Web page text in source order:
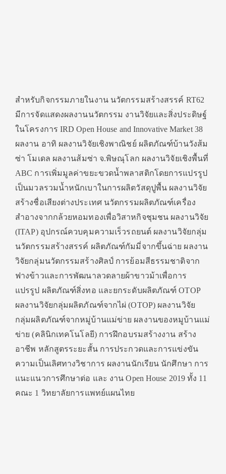
สำหรับกิจกรรมภายในงาน นวัตกรรมสร้างสรรค์ RT62
มีการจัดแสดงผลงานนวัตกรรม งานวิจัยและสิ่งประดิษฐ์
ในโครงการ IRD Open House and Innovative Market 38
ผลงาน อาทิ ผลงานวิจัยเชิงพาณิชย์ ผลิตภัณฑ์บ้านวังส้ม
ซ่า โมเดล ผลงานส้มซ่า จ.พิษณุโลก ผลงานวิจัยเชิงพื้นที่
ABC การเพิ่มมูลค่าขยะขวดน้ำพลาสติกโดยการแปรรูป
เป็นมวลรวมน้ำหนักเบาในการผลิตวัสดุปูพื้น ผลงานวิจัย
สร้างชื่อเสียงต่างประเทศ นวัตกรรมผลิตภัณฑ์เครื่อง
สำอางจากกล้วยหอมทองเพื่อวิสาหกิจชุมชน ผลงานวิจัย
(ITAP) อุปกรณ์ควบคุมความเร็วรถยนต์ ผลงานวิจัยกลุ่ม
นวัตกรรมสร้างสรรค์ ผลิตภัณฑ์กัมมี่จากขึ้นฉ่าย ผลงาน
วิจัยกลุ่มนวัตกรรมสร้างศิลป์ การย้อมสีธรรมชาติจาก
ฟางข้าวและการพัฒนาลวดลายผ้าขาวม้าเพื่อการ
แปรรูป ผลิตภัณฑ์สิ่งทอ และยกระดับผลิตภัณฑ์ OTOP
ผลงานวิจัยกลุ่มผลิตภัณฑ์จากไผ่ (OTOP) ผลงานวิจัย
กลุ่มผลิตภัณฑ์จากหมู่บ้านแม่ข่าย ผลงานของหมูบ้านแม่
ข่าย (คลินิกเทคโนโลยี) การฝึกอบรมสร้างงาน สร้าง
อาชีพ หลักสูตรระยะสั้น การประกวดและการแข่งขัน
ความเป็นเลิศทางวิชาการ ผลงานนักเรียน นักศึกษา การ
แนะแนวการศึกษาต่อ และ งาน Open House 2019 ทั้ง 11
คณะ 1 วิทยาลัยการแพทย์แผนไทย